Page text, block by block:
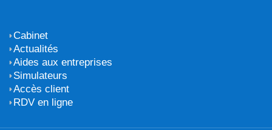
Cabinet
Actualités
Aides aux entreprises
Simulateurs
Accès client
RDV en ligne